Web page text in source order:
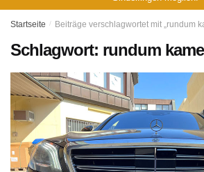
Startseite / Beiträge verschlagwortet mit „rundum
Schlagwort: rundum